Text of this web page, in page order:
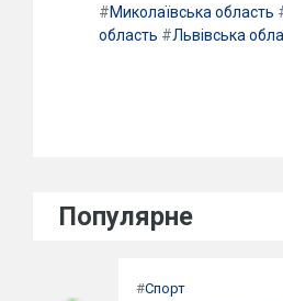
#Миколаївська область
область #Львівська
Популярне
#Спорт